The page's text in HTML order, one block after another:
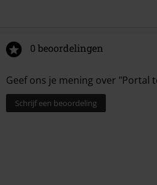
0 beoordelingen
Geef ons je mening over "Portal
Schrijf een beoordeling